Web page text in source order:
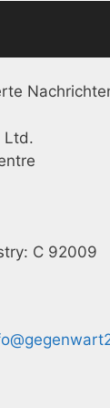
Ltd.
C 92009